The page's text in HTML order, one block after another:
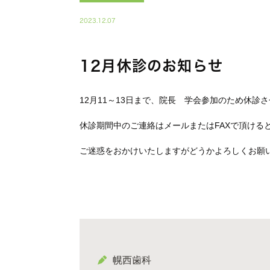
2023.12.07
12月休診のお知らせ
12月11～13日まで、院長 学会参加のため休診
休診期間中のご連絡はメールまたはFAXで頂ける
ご迷惑をおかけいたしますがどうかよろしくお願
幌西歯科